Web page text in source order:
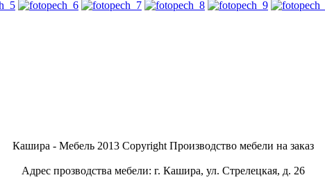
Кашира - Мебель 2013 Copyright Производство мебели на заказ
Адрес прозводства мебели: г. Кашира, ул. Стрелецкая, д. 26